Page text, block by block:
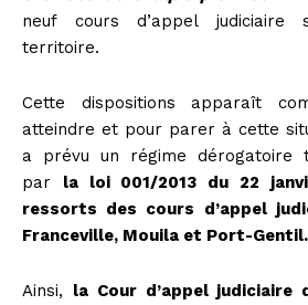
neuf cours d’appel judiciaire
territoire.
Cette dispositions apparaît
atteindre et pour parer à cette
a prévu un régime dérogatoire
par la loi 001/2013 du 22
ressorts des cours d’appel
Franceville, Mouila et Port-Gentil.
Ainsi, la Cour d’appel judiciaire